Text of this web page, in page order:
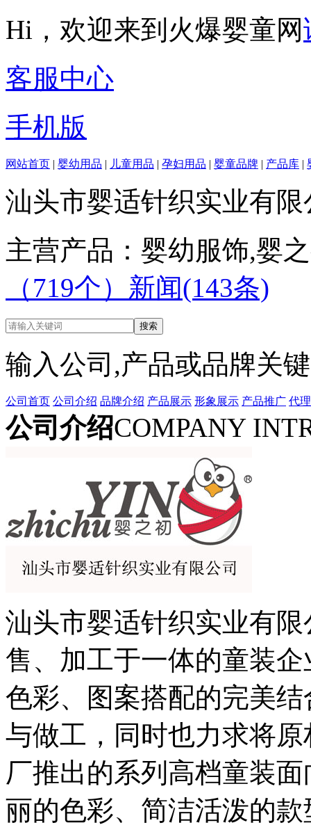
Hi，欢迎来到火爆婴童网
客服中心
手机版
网站首页 | 婴幼用品 | 儿童用品 | 孕妇用品 | 婴童品牌 | 产品库 |
汕头市婴适针织实业有限
主营产品：婴幼服饰,婴
（719个） 新闻(143条)
输入公司,产品或品牌关
公司首页 公司介绍 品牌介绍 产品展示 形象展示 产品推广 代
公司介绍COMPANY
汕头市婴适针织实业有
售、加工于一体的童装
色彩、图案搭配的完美
与做工，同时也力求将
厂推出的系列高档童装
丽的色彩、简洁活泼的